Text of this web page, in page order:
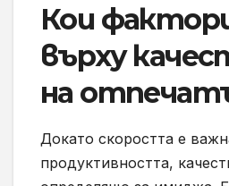
Кои
върху
на
Докато скоростта е
продуктивността,